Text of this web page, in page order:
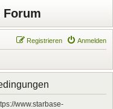
Forum
Anmelden
Registrieren
www.starbase-